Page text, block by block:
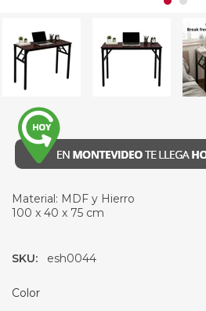
Material: MDF y Hierro
100 x 40 x 75 cm
SKU: esh0044
Color